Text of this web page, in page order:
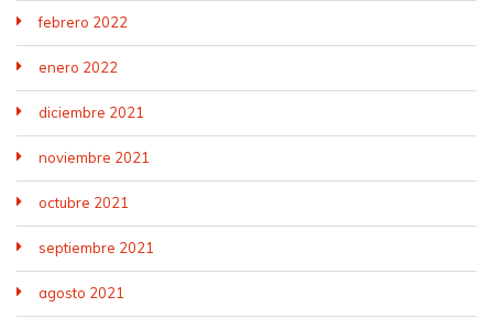
febrero 2022
enero 2022
diciembre 2021
noviembre 2021
octubre 2021
septiembre 2021
agosto 2021